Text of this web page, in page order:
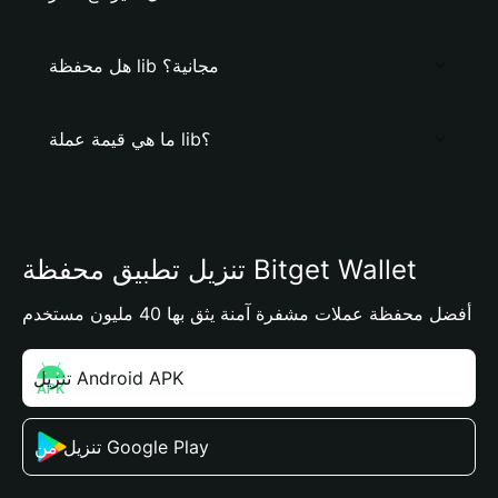
هل محفظة lib مجانية؟
ما هي قيمة عملة lib؟
تنزيل تطبيق محفظة Bitget Wallet
أفضل محفظة عملات مشفرة آمنة يثق بها 40 مليون مستخدم
تنزيل Android APK
تنزيل من Google Play